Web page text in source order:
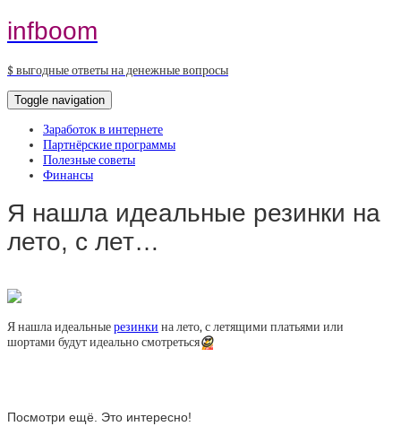
infboom
$ выгодные ответы на денежные вопросы
Toggle navigation
Заработок в интернете
Партнёрские программы
Полезные советы
Финансы
Я нашла идеальные резинки на
лето, с лет…
Я нашла идеальныерезинки на лето, с летящими платьями или
шортами будут идеально смотреться😍
Посмотри ещё. Это интересно!